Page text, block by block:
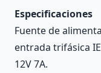
Especificaciones
Fuente de
entrada trifásica
12V 7A.